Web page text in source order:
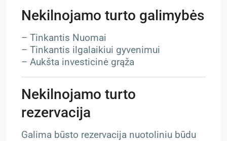
Nekilnojamo turto galimybės
– Tinkantis Nuomai
– Tinkantis ilgalaikiui gyvenimui
– Aukšta investicinė grąža
Nekilnojamo turto
rezervacija
Galima būsto rezervacija nuotoliniu būdu